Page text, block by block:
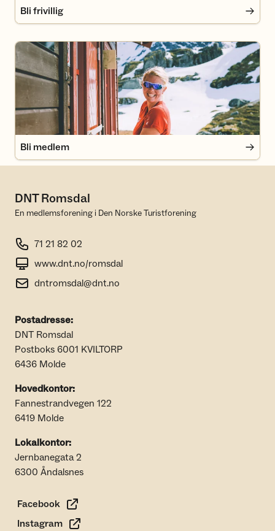
Bli frivillig
Bli medlem
Bli medlem
DNT Romsdal
En medlemsforening i Den Norske Turistforening
71 21 82 02
www.dnt.no/romsdal
dntromsdal@dnt.no
Postadresse:
DNT Romsdal
Postboks 6001 KVILTORP
6436 Molde
Hovedkontor:
Fannestrandvegen 122
6419 Molde
Lokalkontor:
Jernbanegata 2
6300 Åndalsnes
Facebook
Instagram